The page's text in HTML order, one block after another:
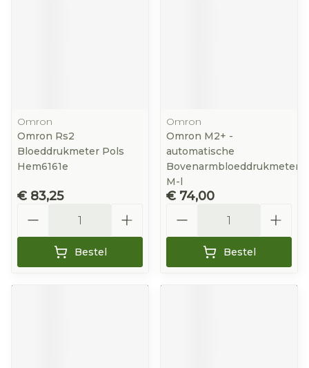
Omron
Omron Rs2
Bloeddrukmeter Pols
Hem6161e
€ 83,25
Bestel
Omron
Omron M2+ -
automatische
Bovenarmbloeddrukmeter
M-l
€ 74,00
Bestel